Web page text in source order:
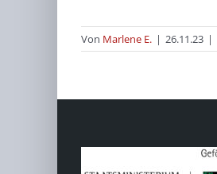
Von Marlene E. | 26.11.23 |